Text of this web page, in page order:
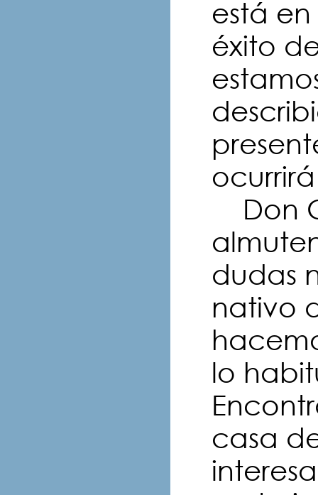
está
éxito
Don
dudas
nativo
lo
casa